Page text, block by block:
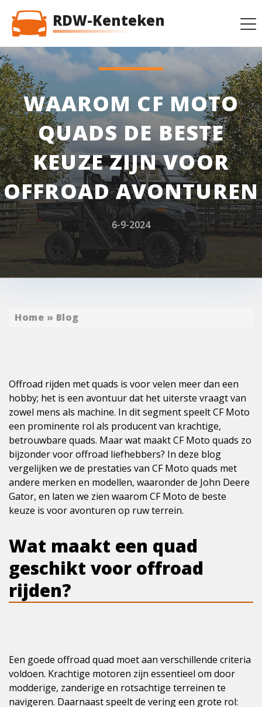
RDW-Kenteken
WAAROM CF MOTO
QUADS DE BESTE
KEUZE ZIJN VOOR
OFFROAD AVONTUREN
6-9-2024
Home » Blog
Offroad rijden met quads is voor velen meer dan een
hobby; het is een avontuur dat het uiterste vraagt van
zowel mens als machine. In dit segment speelt CF Moto
een prominente rol als producent van krachtige,
betrouwbare quads. Maar wat maakt CF Moto quads zo
bijzonder voor offroad liefhebbers? In deze blog
vergelijken we de prestaties van CF Moto quads met
andere merken en modellen, waaronder de John Deere
Gator, en laten we zien waarom CF Moto de beste
keuze is voor avonturen op ruw terrein.
Wat maakt een quad
geschikt voor offroad
rijden?
Een goede offroad quad moet aan verschillende criteria
voldoen. Krachtige motoren zijn essentieel om door
modderige, zanderige en rotsachtige terreinen te
navigeren. Daarnaast speelt de vering een grote rol: